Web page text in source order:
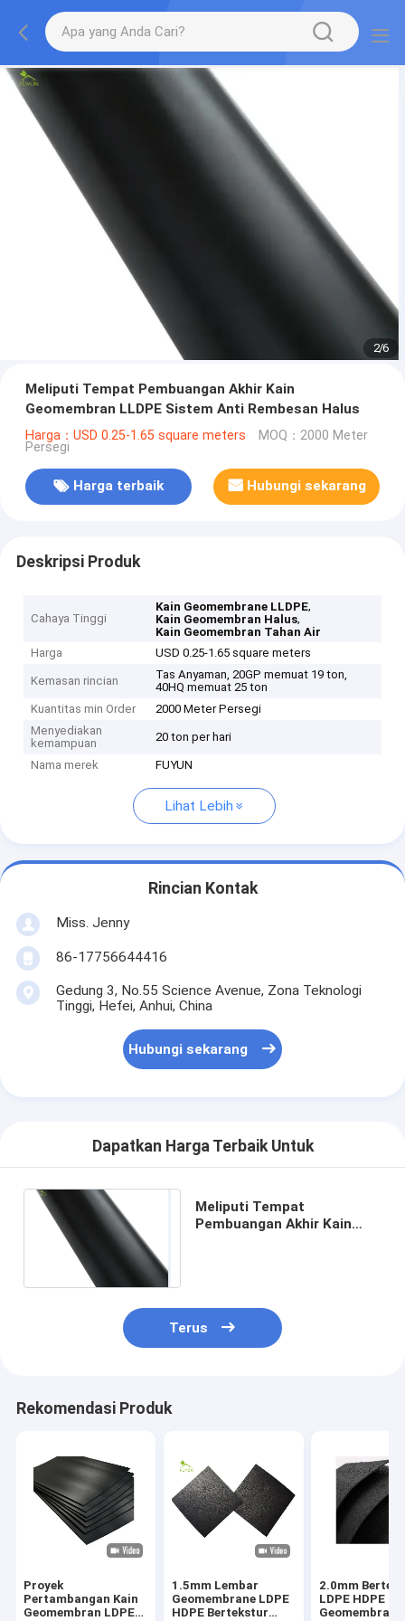
2/6
Meliputi Tempat Pembuangan Akhir Kain
Geomembran LLDPE Sistem Anti Rembesan Halus
Harga：USD 0.25-1.65 square meters MOQ：2000 Meter
Persegi
Harga terbaik Hubungi sekarang
Deskripsi Produk
Cahaya Tinggi
Kain Geomembrane LLDPE,
Kain Geomembran Halus,
Kain Geomembran Tahan Air
Harga
USD 0.25-1.65 square meters
Kemasan rincian
Tas Anyaman, 20GP memuat 19 ton,
40HQ memuat 25 ton
Kuantitas min Order
2000 Meter Persegi
Menyediakan
kemampuan
20 ton per hari
Nama merek FUYUN
Lihat Lebih
Rincian Kontak
Miss. Jenny
86-17756644416
Gedung 3, No.55 Science Avenue, Zona Teknologi
Tinggi, Hefei, Anhui, China
Hubungi sekarang
Dapatkan Harga Terbaik Untuk
Meliputi Tempat
Pembuangan Akhir Kain
Terus
Rekomendasi Produk
Proyek
Pertambangan Kain
Geomembran LDPE
1.5mm Lembar
Geomembrane LDPE
HDPE Bertekstur
2.0mm
LDPE HDPE
Geomembrane